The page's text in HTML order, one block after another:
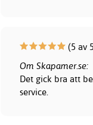
(5 av
Om Skapamer.se:
Det gick bra att
service.